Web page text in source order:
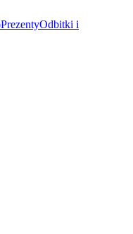
Odbitki i